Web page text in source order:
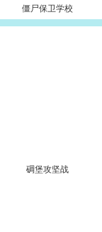
僵尸保卫学校
碉堡攻坚战